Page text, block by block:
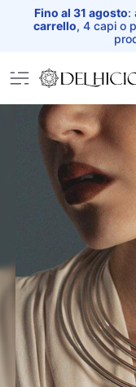
Fino al 31 agosto:
carrello, 4 capi o
Home